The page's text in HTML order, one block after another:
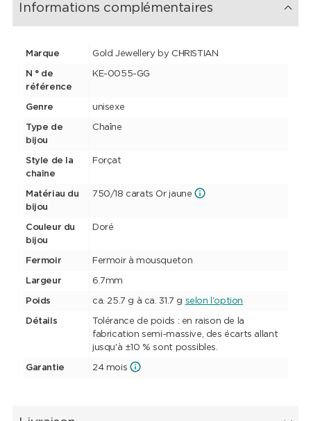
Informations complémentaires
Marque Gold Jewellery by CHRISTIAN
N ° de
référence
KE-0055-GG
Genre unisexe
Type de
bijou
Chaîne
Style de la
chaîne
Forçat
Matériau du
bijou
750/18 carats Or jaune
Couleur du
bijou
Doré
Fermoir Fermoir à mousqueton
Largeur 6.7mm
Poids ca. 25.7 g à ca. 31.7 g selon l'option
Détails
Tolérance de poids : en raison de la
fabrication semi-massive, des écarts allant
jusqu'à ±10 % sont possibles.
Garantie 24 mois